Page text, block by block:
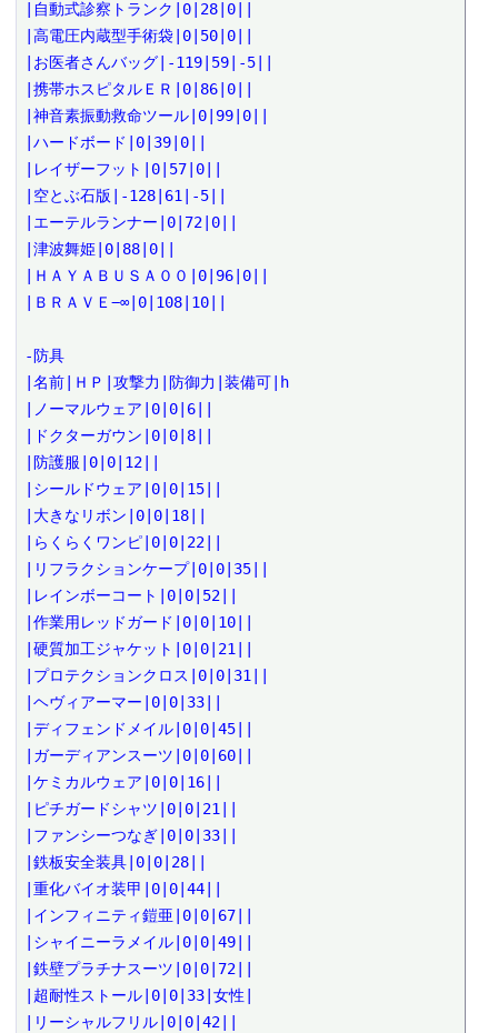
|自動式診察トランク|0|28|0||
|高電圧内蔵型手術袋|0|50|0||
|お医者さんバッグ|-119|59|-5||
|携帯ホスピタルＥＲ|0|86|0||
|神音素振動救命ツール|0|99|0||
|ハードボード|0|39|0||
|レイザーフット|0|57|0||
|空とぶ石版|-128|61|-5||
|エーテルランナー|0|72|0||
|津波舞姫|0|88|0||
|ＨＡＹＡＢＵＳＡ００|0|96|0||
|ＢＲＡＶＥ−∞|0|108|10||
-防具
|名前|ＨＰ|攻撃力|防御力|装備可|h
|ノーマルウェア|0|0|6||
|ドクターガウン|0|0|8||
|防護服|0|0|12||
|シールドウェア|0|0|15||
|大きなリボン|0|0|18||
|らくらくワンピ|0|0|22||
|リフラクションケープ|0|0|35||
|レインボーコート|0|0|52||
|作業用レッドガード|0|0|10||
|硬質加工ジャケット|0|0|21||
|プロテクションクロス|0|0|31||
|ヘヴィアーマー|0|0|33||
|ディフェンドメイル|0|0|45||
|ガーディアンスーツ|0|0|60||
|ケミカルウェア|0|0|16||
|ピチガードシャツ|0|0|21||
|ファンシーつなぎ|0|0|33||
|鉄板安全装具|0|0|28||
|重化バイオ装甲|0|0|44||
|インフィニティ鎧亜|0|0|67||
|シャイニーラメイル|0|0|49||
|鉄壁プラチナスーツ|0|0|72||
|超耐性ストール|0|0|33|女性|
|リーシャルフリル|0|0|42||